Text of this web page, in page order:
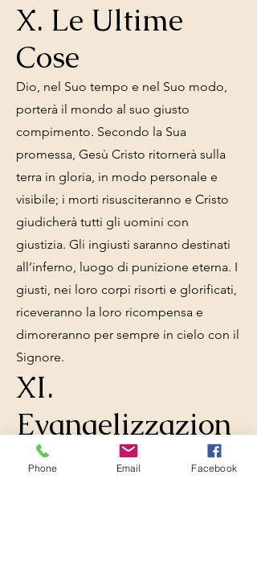
X. Le Ultime
Cose
Dio, nel Suo tempo e nel Suo modo,
porterà il mondo al suo giusto
compimento. Secondo la Sua
promessa, Gesù Cristo ritornerà sulla
terra in gloria, in modo personale e
visibile; i morti risusciteranno e Cristo
giudicherà tutti gli uomini con
giustizia. Gli ingiusti saranno destinati
all’inferno, luogo di punizione eterna. I
giusti, nei loro corpi risorti e glorificati,
riceveranno la loro ricompensa e
dimoreranno per sempre in cielo con il
Signore.
XI.
Evangelizzazion
e e Missioni
Phone Email Facebook